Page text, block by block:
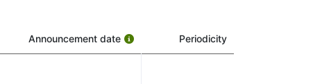
2. تاريخ الاستحقاق (أو “Ex-Date”)Periodicity
Announcement date